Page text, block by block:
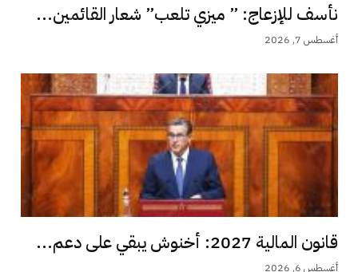
نأسف للإزعاج: ” ميزي تلعب” شعار القائمين...
أغسطس 7, 2026
قانون المالية 2027: أخنوش يبقي على دعم...
أغسطس 6, 2026